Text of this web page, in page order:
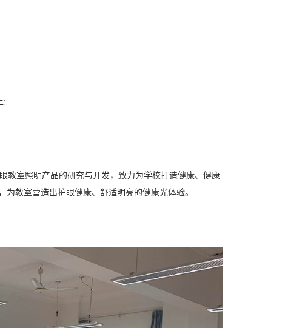
;
教室照明产品的研究与开发，致力为学校打造健康、健康
为教室营造出护眼健康、舒适明亮的健康光体验。